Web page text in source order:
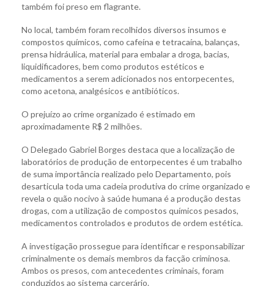
também foi preso em flagrante.
No local, também foram recolhidos diversos insumos e
compostos químicos, como cafeína e tetracaína, balanças,
prensa hidráulica, material para embalar a droga, bacias,
liquidificadores, bem como produtos estéticos e
medicamentos a serem adicionados nos entorpecentes,
como acetona, analgésicos e antibióticos.
O prejuízo ao crime organizado é estimado em
aproximadamente R$ 2 milhões.
O Delegado Gabriel Borges destaca que a localização de
laboratórios de produção de entorpecentes é um trabalho
de suma importância realizado pelo Departamento, pois
desarticula toda uma cadeia produtiva do crime organizado e
revela o quão nocivo à saúde humana é a produção destas
drogas, com a utilização de compostos químicos pesados,
medicamentos controlados e produtos de ordem estética.
A investigação prossegue para identificar e responsabilizar
criminalmente os demais membros da facção criminosa.
Ambos os presos, com antecedentes criminais, foram
conduzidos ao sistema carcerário.